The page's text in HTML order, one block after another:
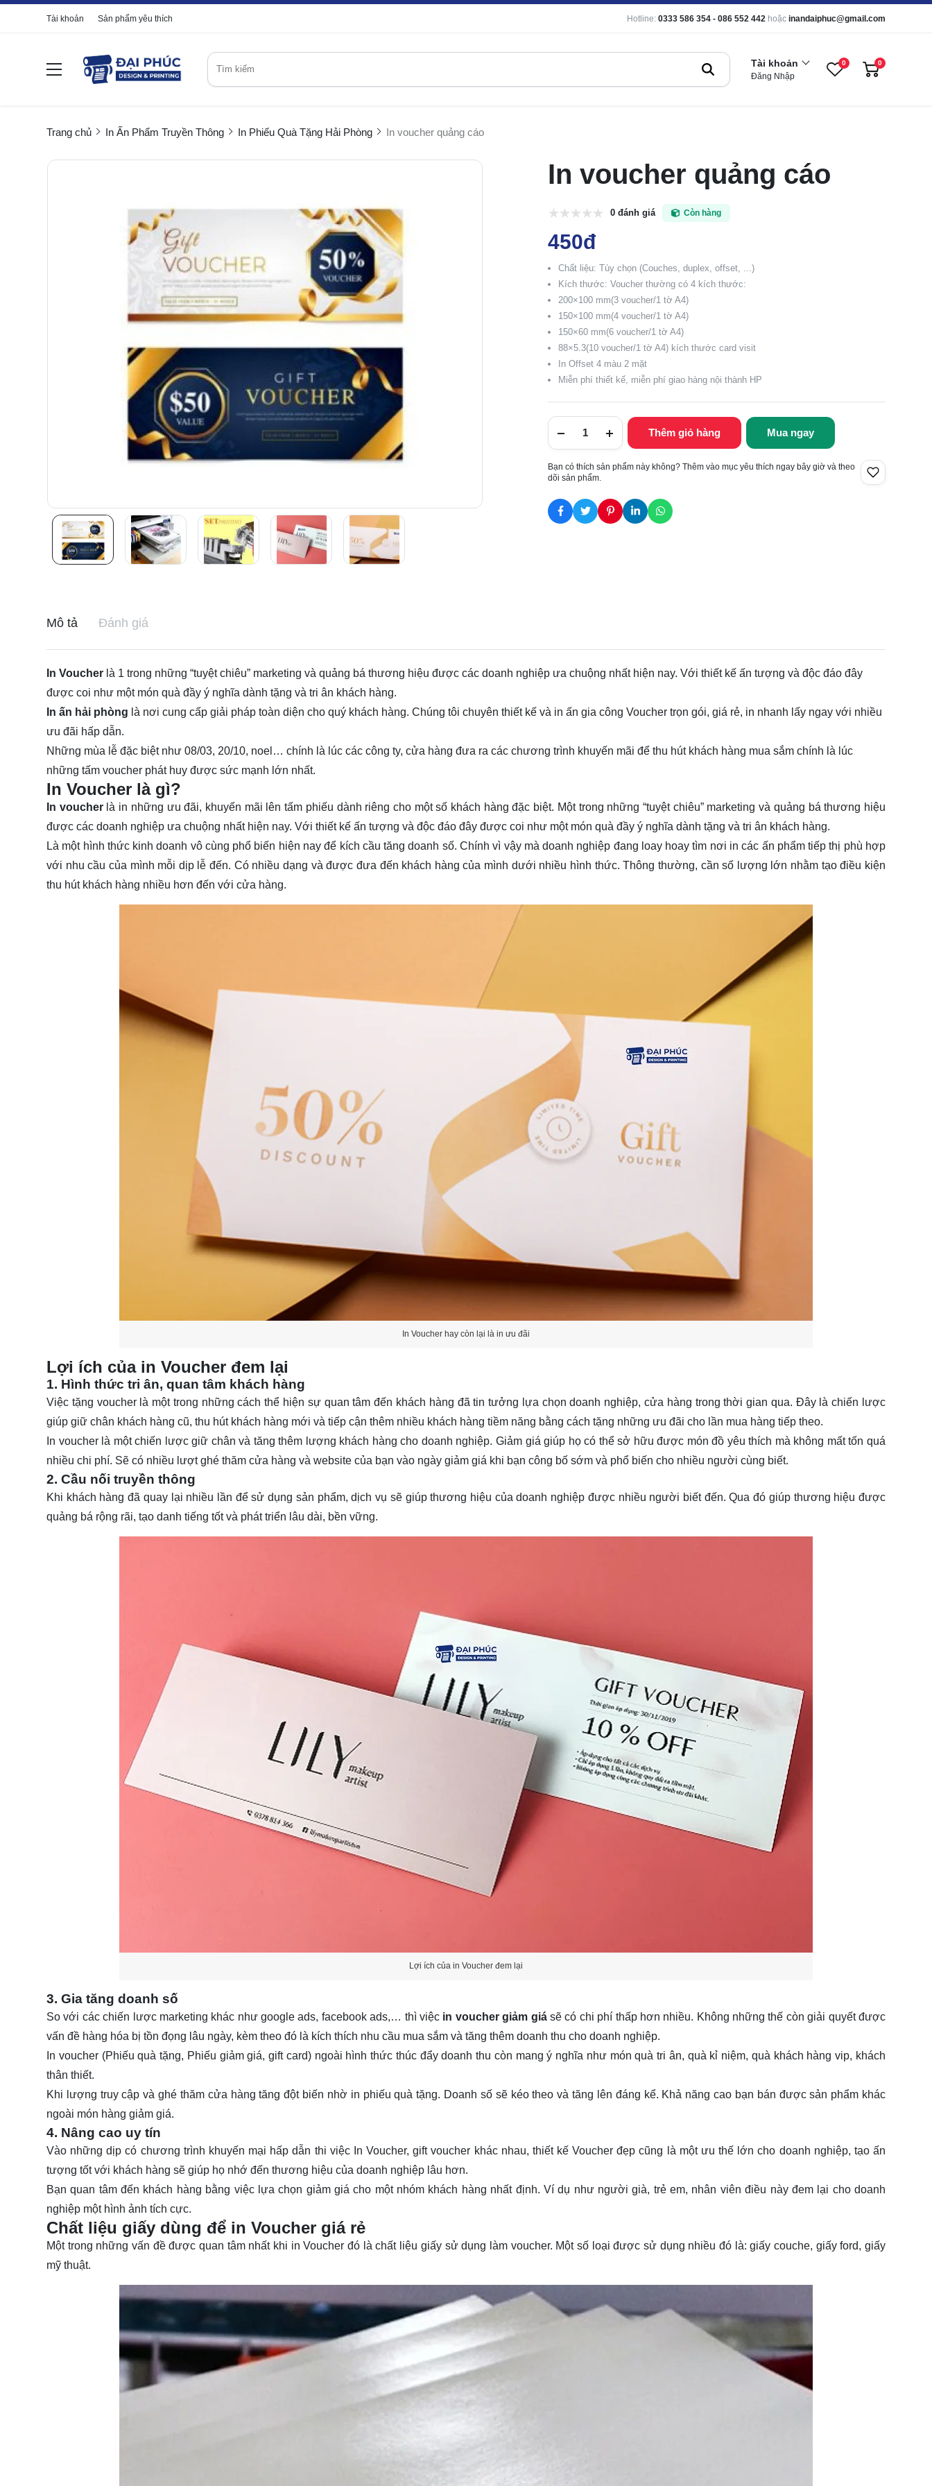
Tài khoản Sản phẩm yêu thích Hotline: 0333 586 354 - 086 552 442 hoặc inandaiphuc@gmail.com
Tài khoản
Đăng Nhập
0 0
Trang chủ In Ấn Phẩm Truyền Thông In Phiếu Quà Tặng Hải Phòng In voucher quảng cáo
In voucher quảng cáo
0 đánh giá Còn hàng
450đ
Chất liệu: Tùy chọn (Couches, duplex, offset, ...)
Kích thước: Voucher thường có 4 kích thước:
200×100 mm(3 voucher/1 tờ A4)
150×100 mm(4 voucher/1 tờ A4)
150×60 mm(6 voucher/1 tờ A4)
88×5.3(10 voucher/1 tờ A4) kích thước card visit
In Offset 4 màu 2 mặt
Miễn phí thiết kế, miễn phí giao hàng nội thành HP
Thêm giỏ hàng Mua ngay
Bạn có thích sản phẩm này không? Thêm vào mục yêu thích ngay bây giờ và theo
dõi sản phẩm.
Mô tả Đánh giá
In Voucher là 1 trong những “tuyệt chiêu” marketing và quảng bá thương hiệu được các doanh nghiệp ưa chuộng nhất hiện nay. Với thiết kế ấn tượng và độc đáo đây
được coi như một món quà đầy ý nghĩa dành tặng và tri ân khách hàng.
In ấn hải phòng là nơi cung cấp giải pháp toàn diện cho quý khách hàng. Chúng tôi chuyên thiết kế và in ấn gia công Voucher trọn gói, giá rẻ, in nhanh lấy ngay với nhiều
ưu đãi hấp dẫn.
Những mùa lễ đặc biệt như 08/03, 20/10, noel… chính là lúc các công ty, cửa hàng đưa ra các chương trình khuyến mãi để thu hút khách hàng mua sắm chính là lúc
những tấm voucher phát huy được sức mạnh lớn nhất.
In Voucher là gì?
In voucher là in những ưu đãi, khuyến mãi lên tấm phiếu dành riêng cho một số khách hàng đặc biệt. Một trong những “tuyệt chiêu” marketing và quảng bá thương hiệu
được các doanh nghiệp ưa chuộng nhất hiện nay. Với thiết kế ấn tượng và độc đáo đây được coi như một món quà đầy ý nghĩa dành tặng và tri ân khách hàng.
Là một hình thức kinh doanh vô cùng phổ biến hiện nay để kích cầu tăng doanh số. Chính vì vậy mà doanh nghiệp đang loay hoay tìm nơi in các ấn phẩm tiếp thị phù hợp
với nhu cầu của mình mỗi dịp lễ đến. Có nhiều dạng và được đưa đến khách hàng của mình dưới nhiều hình thức. Thông thường, cần số lượng lớn nhằm tạo điều kiện
thu hút khách hàng nhiều hơn đến với cửa hàng.
In Voucher hay còn lại là in ưu đãi
Lợi ích của in Voucher đem lại
1. Hình thức tri ân, quan tâm khách hàng
Việc tặng voucher là một trong những cách thể hiện sự quan tâm đến khách hàng đã tin tưởng lựa chọn doanh nghiệp, cửa hàng trong thời gian qua. Đây là chiến lược
giúp giữ chân khách hàng cũ, thu hút khách hàng mới và tiếp cận thêm nhiều khách hàng tiềm năng bằng cách tặng những ưu đãi cho lần mua hàng tiếp theo.
In voucher là một chiến lược giữ chân và tăng thêm lượng khách hàng cho doanh nghiệp. Giảm giá giúp họ có thể sở hữu được món đồ yêu thích mà không mất tốn quá
nhiều chi phí. Sẽ có nhiều lượt ghé thăm cửa hàng và website của bạn vào ngày giảm giá khi bạn công bố sớm và phổ biến cho nhiều người cùng biết.
2. Cầu nối truyền thông
Khi khách hàng đã quay lại nhiều lần để sử dụng sản phẩm, dịch vụ sẽ giúp thương hiệu của doanh nghiệp được nhiều người biết đến. Qua đó giúp thương hiệu được
quảng bá rộng rãi, tạo danh tiếng tốt và phát triển lâu dài, bền vững.
Lợi ích của in Voucher đem lại
3. Gia tăng doanh số
So với các chiến lược marketing khác như google ads, facebook ads,… thì việc in voucher giảm giásẽ có chi phí thấp hơn nhiều. Không những thế còn giải quyết được
vấn đề hàng hóa bị tồn đọng lâu ngày, kèm theo đó là kích thích nhu cầu mua sắm và tăng thêm doanh thu cho doanh nghiệp.
In voucher (Phiếu quà tặng, Phiếu giảm giá, gift card) ngoài hình thức thúc đẩy doanh thu còn mang ý nghĩa như món quà tri ân, quà kỉ niệm, quà khách hàng vip, khách
thân thiết.
Khi lượng truy cập và ghé thăm cửa hàng tăng đột biến nhờ in phiếu quà tặng. Doanh số sẽ kéo theo và tăng lên đáng kể. Khả năng cao bạn bán được sản phẩm khác
ngoài món hàng giảm giá.
4. Nâng cao uy tín
Vào những dịp có chương trình khuyến mại hấp dẫn thi việc In Voucher, gift voucher khác nhau, thiết kế Voucher đẹp cũng là một ưu thế lớn cho doanh nghiệp, tạo ấn
tượng tốt với khách hàng sẽ giúp họ nhớ đến thương hiệu của doanh nghiệp lâu hơn.
Bạn quan tâm đến khách hàng bằng việc lựa chọn giảm giá cho một nhóm khách hàng nhất định. Ví dụ như người già, trẻ em, nhân viên điều này đem lại cho doanh
nghiệp một hình ảnh tích cực.
Chất liệu giấy dùng để in Voucher giá rẻ
Một trong những vấn đề được quan tâm nhất khi in Voucher đó là chất liệu giấy sử dụng làm voucher. Một số loại được sử dụng nhiều đó là: giấy couche, giấy ford, giấy
mỹ thuật.